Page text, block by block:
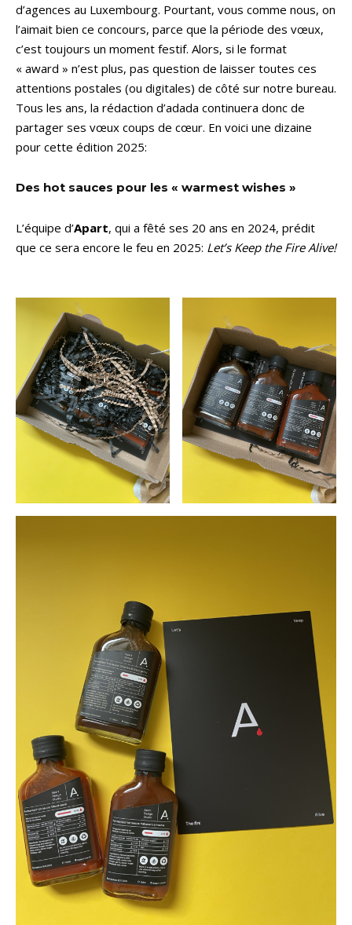
d’agences au Luxembourg. Pourtant, vous comme nous, on
l’aimait bien ce concours, parce que la période des vœux,
c’est toujours un moment festif. Alors, si le format
« award » n’est plus, pas question de laisser toutes ces
attentions postales (ou digitales) de côté sur notre bureau.
Tous les ans, la rédaction d’adada continuera donc de
partager ses vœux coups de cœur. En voici une dizaine
pour cette édition 2025:
Des hot sauces pour les « warmest wishes »
L’équipe d’Apart, qui a fêté ses 20 ans en 2024, prédit
que ce sera encore le feu en 2025: Let’s Keep the Fire Alive!